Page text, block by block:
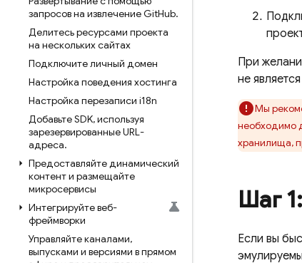
запросов на извлечение GitHub.
Делитесь ресурсами проекта
на нескольких сайтах
Подключите личный домен
Настройка поведения хостинга
Настройка перезаписи i18n
Добавьте SDK,используя
зарезервированные URL-
адреса.
Предоставляйте динамический
контент и размещайте
микросервисы
Интегрируйте веб-
фреймворки
Управляйте каналами,
выпусками и версиями в прямом
При
не
Мы
необходимо
хранилища,
Шаг 1:
Если вы